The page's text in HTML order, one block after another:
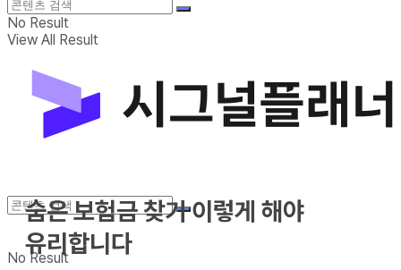
No Result
View All Result
No Result
숨은 보험금 찾기 이렇게 해야
유리합니다